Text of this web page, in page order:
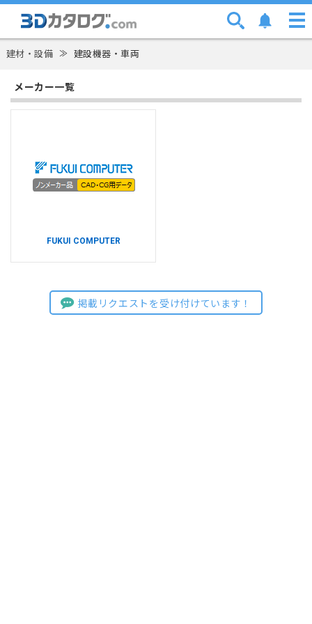
建材・設備 ≫ 建設機器・車両
メーカー一覧
FUKUI COMPUTER
掲載リクエストを受け付けています！